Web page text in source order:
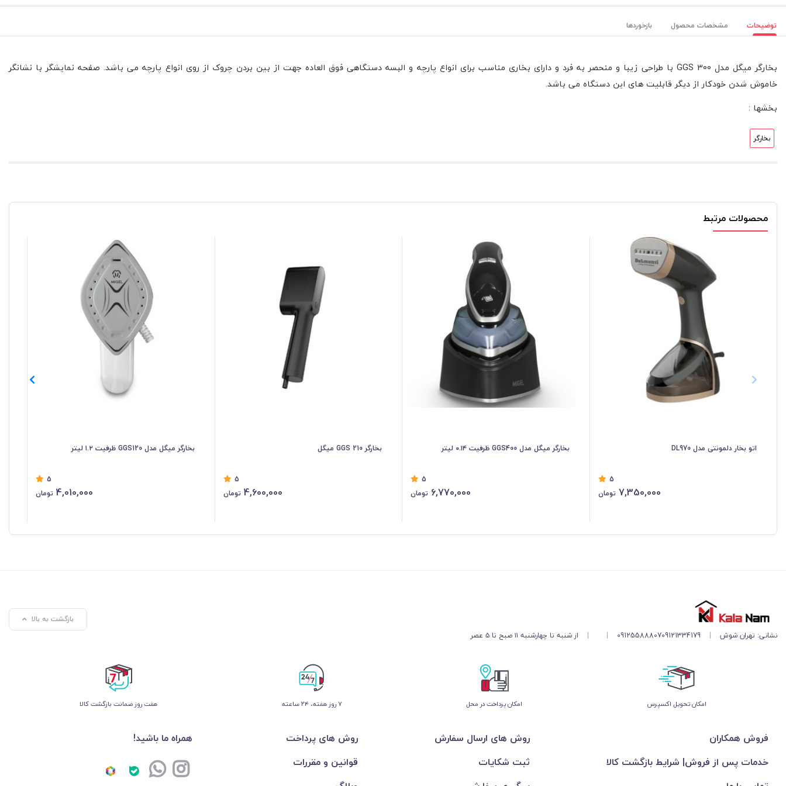
توضیحات مشخصات محصول بازخوردها
بخارگر میگل مدل GGS 300 با طراحی زیبا و منحصر به فرد و دارای بخاری مناسب برای انواع پارچه و البسه دستگاهی فوق العاده جهت از بین بردن چروک از روی انواع پارچه می باشد. صفحه نمایشگر با نشانگر
خاموش شدن خودکار از دیگر قابلیت های این دستگاه می باشد.
بخشها :
بخارگر
محصولات مرتبط
اتو بخار دلمونتی مدل DL970
5
7,350,000 تومان
بخارگر میگل مدل GGS400 ظرفیت ۰.۱۴ لیتر
5
6,770,000 تومان
بخارگر GGS 210 میگل
5
4,600,000 تومان
بخارگر میگل مدل GGS120 ظرفیت ۱.۲ لیتر
5
4,010,000 تومان
نشانی: تهران شوش |
09121334179
09125588807
|
| از شنبه تا چهارشنبه ۱۱ صبح تا ۵ عصر
بازگشت به بالا
اﻣﮑﺎن ﺗﺤﻮﯾﻞ اﮐﺴﭙﺮس امکان پرداخت در محل ۷ روز ﻫﻔﺘﻪ، ۲۴ ﺳﺎﻋﺘﻪ هفت روز ضمانت بازگشت کالا
فروش همکاران روش های ارسال سفارش
روش های پرداخت
خدمات پس از فروش| شرایط بازگشت کالا
ثبت شکایات
قوانین و مقررات
همراه ما باشید!